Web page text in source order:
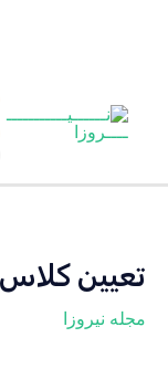
تعیین
مجله نیروزا